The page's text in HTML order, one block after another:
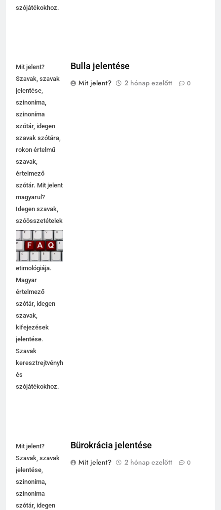
szójátékokhoz.
Mit jelent?
Szavak, szavak
jelentése,
szinoníma,
szinoníma
szótár, idegen
szavak szótára,
rokon értelmű
szavak,
értelmező
szótár. Mit jelent
magyarul?
Idegen szavak,
szóösszetételek
jelentése,
magyarázata,
használata,
etimológiája.
Magyar
értelmező
szótár, idegen
szavak,
kifejezések
jelentése.
Szavak
keresztrejtvényhez
és
szójátékokhoz.
Bulla jelentése
Mit jelent?
2 hónap ezelőtt 0
Mit jelent?
Szavak, szavak
jelentése,
szinoníma,
szinoníma
szótár, idegen
Bürokrácia jelentése
Mit jelent?
2 hónap ezelőtt 0